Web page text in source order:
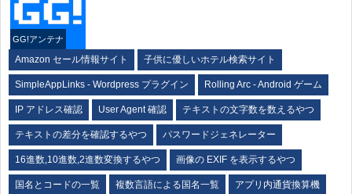
GG!アンテナ
Amazon セール情報サイト 子供に優しいホテル検索サイト
SimpleAppLinks - Wordpress プラグイン Rolling Arc - Android ゲーム
IP アドレス確認 User Agent 確認 テキストの文字数を数えるやつ
テキストの差分を確認するやつ パスワードジェネレーター
16進数,10進数,2進数変換するやつ 画像の EXIF を表示するやつ
国名とコードの一覧 複数言語による国名一覧 アプリ内通貨換算機